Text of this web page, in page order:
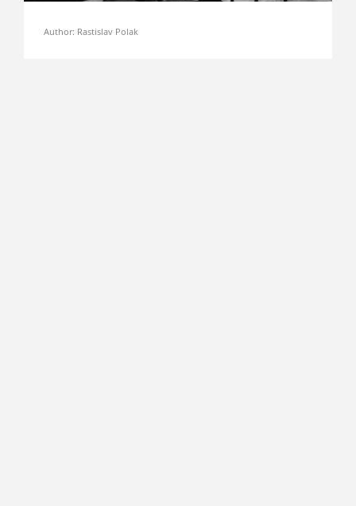
Author: Rastislav Polak